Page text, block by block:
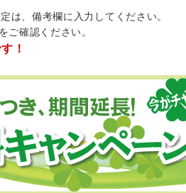
は、備考欄に入力してください。
ご確認ください。
！